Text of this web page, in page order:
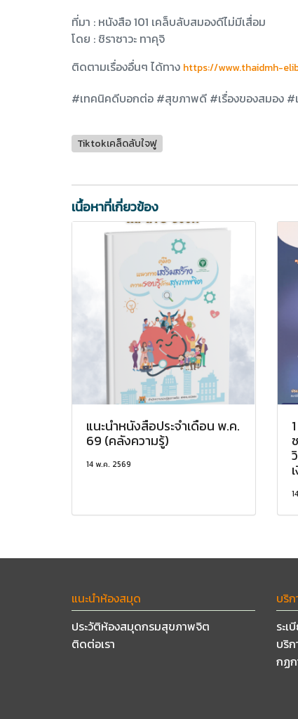
ที่มา : หนังสือ 101 เคล็บลับสมองดีไม่มีเสื่อม
โดย : ชิราซาวะ ทาคุจิ
ติดตามเรื่องอื่นๆ ได้ทาง https://www.thaidmh-
#เทคนิคดีบอกต่อ #สุขภาพดี #เรื่องของสมอง
Tiktokเคล็ดลับใจฟู
เนื้อหาที่เกี่ยวข้อง
แนะนำหนังสือประจำเดือน พ.ค.
69 (คลังความรู้)
14 พ.ค. 2569
แนะนำห้องสมุด
ประวัติห้องสมุดกรมสุขภาพจิต
ติดต่อเรา
บริ
ระเ
บริ
กฏ